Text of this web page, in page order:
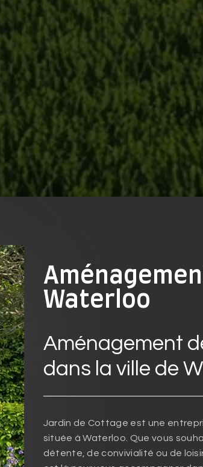
Waterloo
Aménagement
dans la ville de
Jardin de Cottage est une
située à Waterloo. Que vous
détente, de convivialité ou de